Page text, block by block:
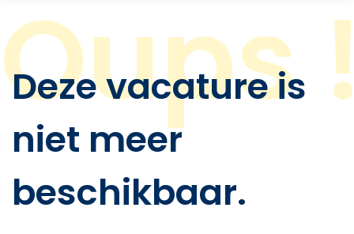
Deze vacature is
niet meer
beschikbaar.